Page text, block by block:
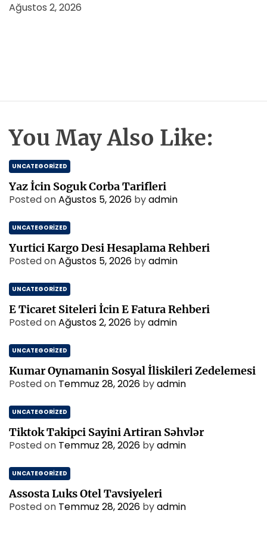
Ağustos 2, 2026
You May Also Like:
UNCATEGORIZED
Yaz İcin Soguk Corba Tarifleri
Posted onAğustos 5, 2026 byadmin
UNCATEGORIZED
Yurtici Kargo Desi Hesaplama Rehberi
Posted onAğustos 5, 2026 byadmin
UNCATEGORIZED
E Ticaret Siteleri İcin E Fatura Rehberi
Posted onAğustos 2, 2026 byadmin
UNCATEGORIZED
Kumar Oynamanin Sosyal İliskileri Zedelemesi
Posted on Temmuz 28, 2026 byadmin
UNCATEGORIZED
Tiktok Takipci Sayini Artiran Səhvlər
Posted on Temmuz 28, 2026 byadmin
UNCATEGORIZED
Assosta Luks Otel Tavsiyeleri
Posted on Temmuz 28, 2026 byadmin